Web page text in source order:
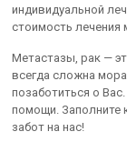
индивидуальной
стоимость лечения
Метастазы, рак —
всегда сложна
позаботиться о
помощи. Заполните
забот на нас!